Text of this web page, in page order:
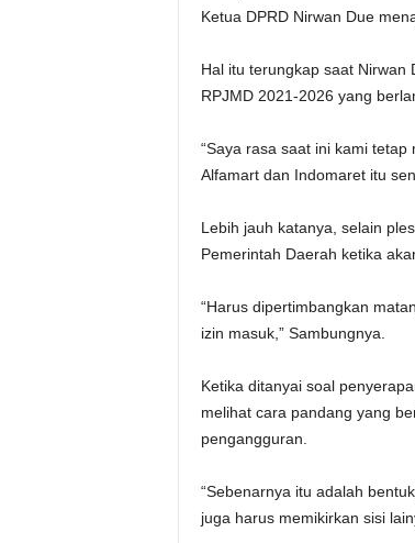
Ketua DPRD Nirwan Due
Hal itu terungkap saat Nirwan
RPJMD 2021-2026 yang
“Saya rasa saat ini kami
Alfamart dan Indomaret itu
Lebih jauh katanya, selain
Pemerintah Daerah ketika
“Harus dipertimbangkan
izin masuk,” Sambungnya.
Ketika ditanyai soal
melihat cara pandang yang
pengangguran.
“Sebenarnya itu adalah
juga harus memikirkan sisi